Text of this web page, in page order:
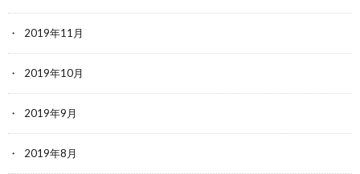
2019年11月
2019年10月
2019年9月
2019年8月